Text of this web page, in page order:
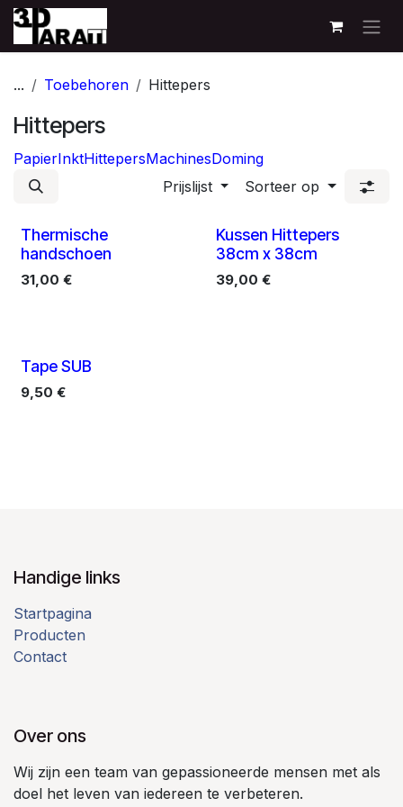
Overslaan naar inhoud
... Toebehoren Hittepers
Hittepers
PapierInktHittepersMachinesDoming
Prijslijst
Sorteer op
Thermische
handschoen
31,00 €
Kussen Hittepers
38cm x 38cm
39,00 €
Tape SUB
9,50 €
Handige links
Startpagina
Producten
Contact
Over ons
Wij zijn een team van gepassioneerde mensen met als
doel het leven van iedereen te verbeteren.